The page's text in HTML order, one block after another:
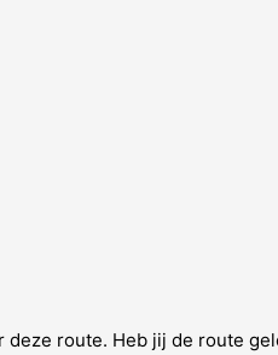
route. Heb jij de route